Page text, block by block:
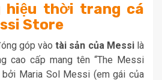
hiệu thời trang cá
Store
góp vàotài sản của Messilà
cao cấp mang tên “The Messi
bởi Maria Sol Messi (em gái của